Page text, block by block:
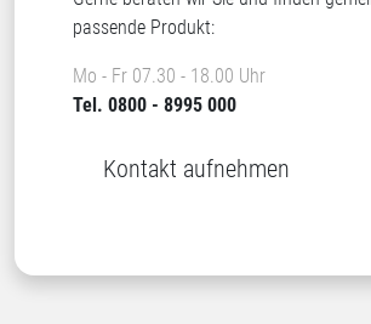
passende Produkt:
Mo - Fr 07.30 - 18.00 Uhr
Tel. 0800 - 8995 000
Kontakt aufnehmen